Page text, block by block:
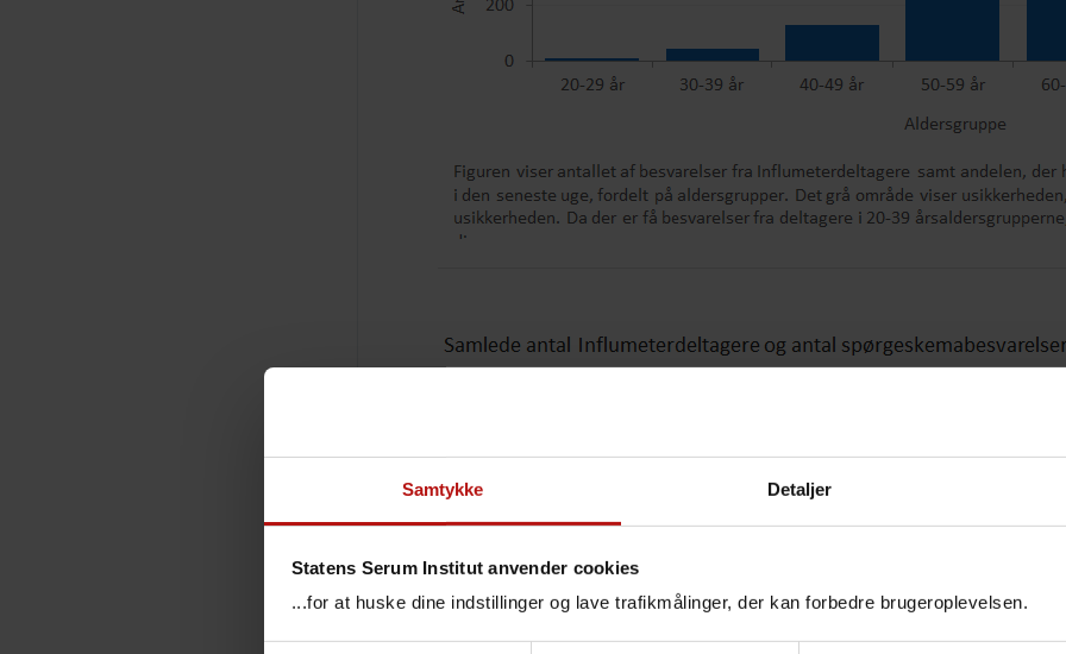
Samtykke Detaljer
Statens Serum Institut anvender cookies
...for at huske dine indstillinger og lave trafikmålinger, der kan forbedre brugeroplevelsen.